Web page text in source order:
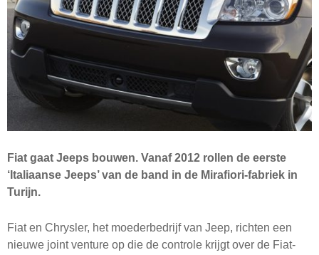
Fiat gaat Jeeps bouwen. Vanaf 2012 rollen de eerste
‘Italiaanse Jeeps’ van de band in de Mirafiori-fabriek in
Turijn.
Fiat en Chrysler, het moederbedrijf van Jeep, richten een
nieuwe joint venture op die de controle krijgt over de Fiat-